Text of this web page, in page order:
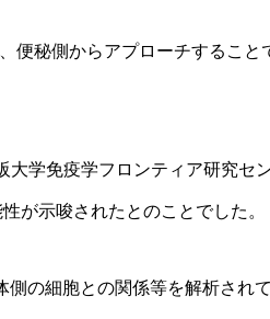
便秘側からアプローチすること
学免疫学フロンティア研究セ
が示唆されたとのことでした。
の細胞との関係等を解析され